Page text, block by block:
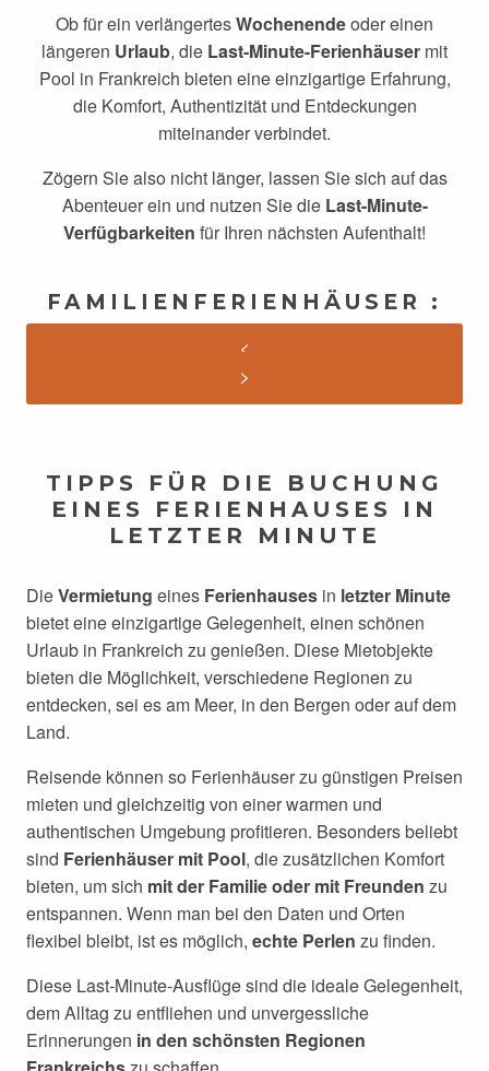
Ob für ein verlängertesWochenendeoder einen
längeren Urlaub, die Last-Minute-Ferienhäuser mit
Pool in Frankreich bieten eine einzigartige Erfahrung,
die Komfort, Authentizität und Entdeckungen
miteinander verbindet.
Zögern Sie also nicht länger, lassen Sie sich auf das
Abenteuer ein und nutzen Sie die Last-Minute-
Verfügbarkeiten für Ihren nächsten Aufenthalt!
FAMILIENFERIENHÄUSER :
TIPPS FÜR DIE BUCHUNG
EINES FERIENHAUSES IN
LETZTER MINUTE
DieVermietung eines Ferienhauses in letzter Minute
bietet eine einzigartige Gelegenheit, einen schönen
Urlaub in Frankreich zu genießen. Diese Mietobjekte
bieten die Möglichkeit, verschiedene Regionen zu
entdecken, sei es am Meer, in den Bergen oder auf dem
Land.
Reisende können so Ferienhäuser zu günstigen Preisen
mieten und gleichzeitig von einer warmen und
authentischen Umgebung profitieren. Besonders beliebt
sind Ferienhäuser mit Pool, die zusätzlichen Komfort
bieten, um sich mit der Familie oder mit Freunden zu
entspannen. Wenn man bei den Daten und Orten
flexibel bleibt, ist es möglich, echte Perlen zu finden.
Diese Last-Minute-Ausflüge sind die ideale Gelegenheit,
dem Alltag zu entfliehen und unvergessliche
Erinnerungen in den schönsten Regionen